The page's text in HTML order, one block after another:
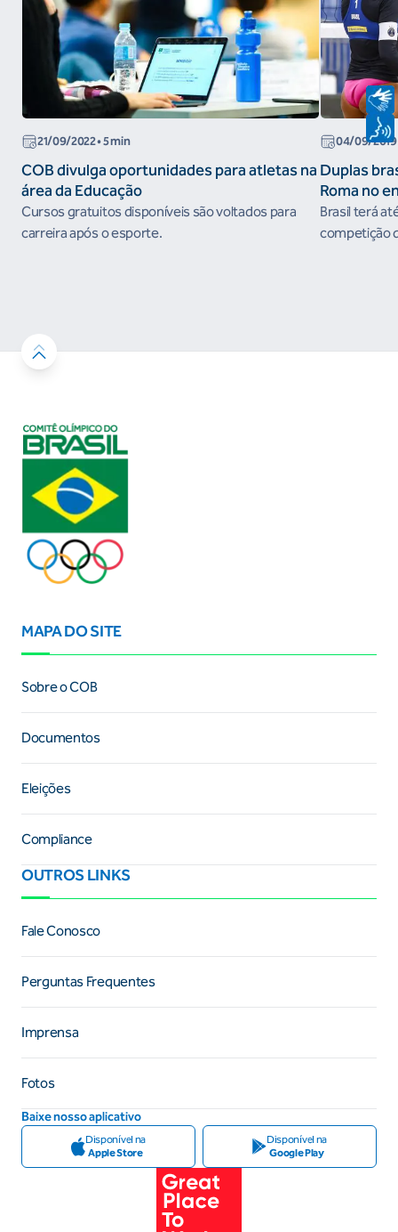
21/09/2022• 5 min
COB divulga oportunidades para atletas na
área da Educação
Cursos gratuitos disponíveis são voltados para
carreira após o esporte.
04/09/2019
Duplas
Roma no
do
Brasil terá
competição
MAPA DO SITE
Sobre o COB
Documentos
Eleições
Compliance
OUTROS LINKS
Fale Conosco
Perguntas Frequentes
Imprensa
Fotos
Baixe nosso aplicativo
Disponível na
Apple Store
Disponível na
Google Play